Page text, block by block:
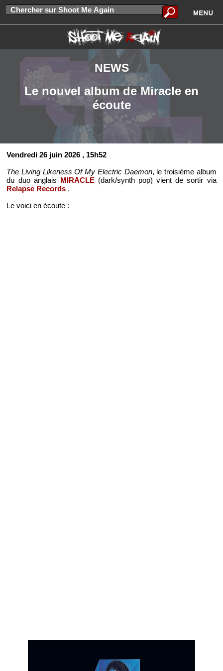
NEWS
Le nouvel album de Miracle en
écoute
Vendredi 26 juin 2026 , 15h52
The Living Likeness Of My Electric Daemon, le troisième album
du duo anglais MIRACLE(dark/synth pop) vient de sortir via
Relapse Records .
Le voici en écoute :